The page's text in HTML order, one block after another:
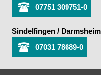
07751 309751-0
Sindelfingen / Darmsheim
07031 78689-0